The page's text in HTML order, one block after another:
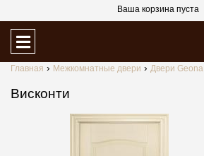
Ваша корзина пуста
Главная Межкомнатные двери Двери Geona
Висконти